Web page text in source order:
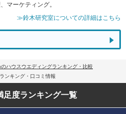
マーケティング。
≫鈴木研究室についての詳細はこちら
ハウスウエディングランキング・比較
ンキング・口コミ情報
足度ランキング一覧